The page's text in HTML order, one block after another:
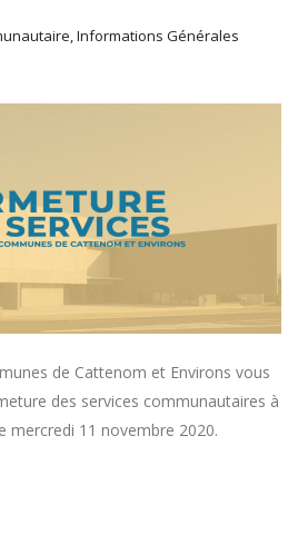
Informations Générales
de Cattenom et Environs vous
des services communautaires à
mercredi 11 novembre 2020.